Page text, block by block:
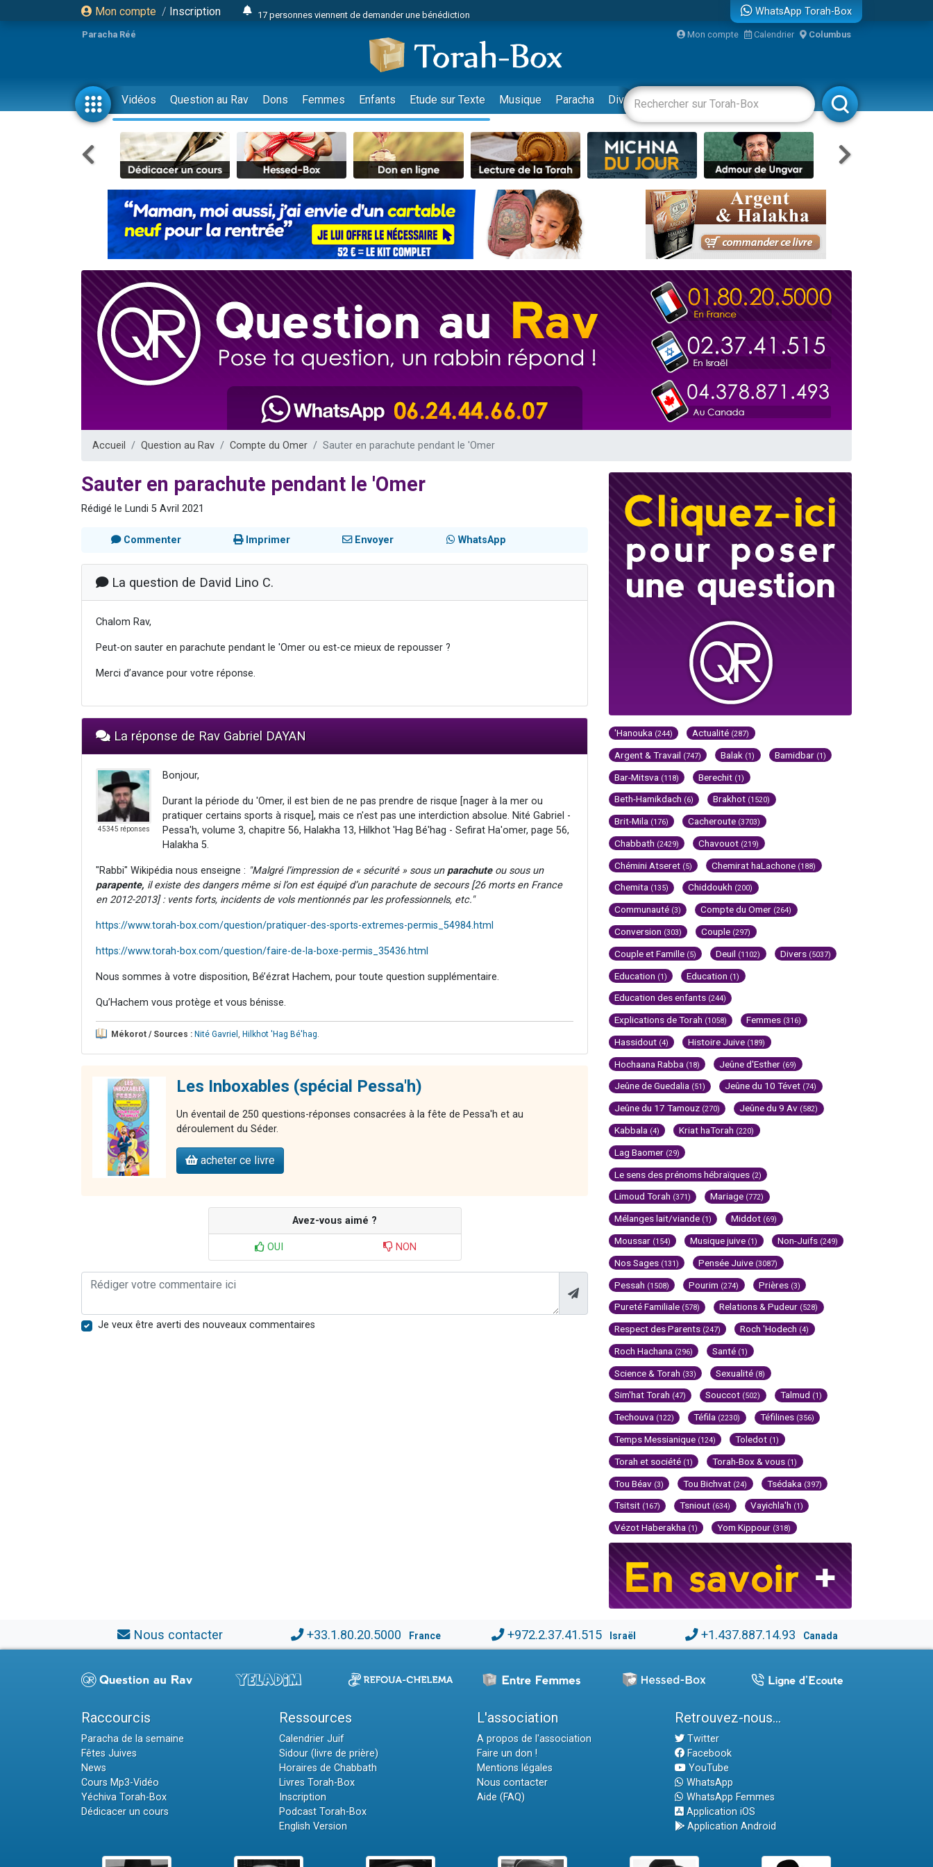
Mon compte / Inscription
17 personnes viennent de demander une bénédiction
Il reste 49 places pour étudier en groupe sur Zoom
23 personnes viennent de faire un don pour Diane, 80 ans, dans un appartement insalubre
Eva vient de donner son Maasser
4 personnes viennent de nous rejoindre sur WhatsApp
3 personnes viennent de nous rejoindre sur WhatsApp
3 personnes viennent de faire un don pour 5 jours de vacances aux Orphelins
Odaya vient de donner son Maasser
13 personnes viennent de demander une bénédiction
2 personnes viennent de nous rejoindre sur WhatsApp
30 personnes viennent de faire un don pour Sauvez la jambe de Yohan
12 nouvelles musiques dans Torah-Box Music
Il reste 49 places pour étudier en groupe sur Zoom
3 personnes viennent de nous rejoindre sur WhatsApp
2 personnes viennent de nous rejoindre sur WhatsApp
3 personnes viennent de nous rejoindre sur WhatsApp
8 personnes viennent de faire un don pour Tsédaka : pauvres d'Israel
2 personnes viennent de faire un don pour 1 Journée de Vacances Pour les Enfants
WhatsApp Torah-Box
Paracha Réé Mon compte Calendrier Columbus
Vidéos Question au Rav Dons Femmes Enfants Etude sur Texte Musique Paracha Divertissements Livres Rabbanim
Accueil Question au Rav Compte du Omer Sauter en parachute pendant le 'Omer
Sauter en parachute pendant le 'Omer
Rédigé le Lundi 5 Avril 2021
Commenter Imprimer Envoyer WhatsApp
La question de David Lino C.
Chalom Rav,
Peut-on sauter en parachute pendant le 'Omer ou est-ce mieux de repousser ?
Merci d’avance pour votre réponse.
La réponse de Rav Gabriel DAYAN
45345 réponses
Bonjour,
Durant la période du 'Omer, il est bien de ne pas prendre de risque [nager à la mer ou
pratiquer certains sports à risque], mais ce n'est pas une interdiction absolue. Nité Gabriel -
Pessa'h, volume 3, chapitre 56, Halakha 13, Hilkhot 'Hag Bé'hag - Sefirat Ha'omer, page 56,
Halakha 5.
"Rabbi" Wikipédia nous enseigne : "Malgré l’impression de « sécurité » sous un parachuteou sous un
parapente, il existe des dangers même si l’on est équipé d’un parachute de secours [26 morts en France
en 2012-2013] : vents forts, incidents de vols mentionnés par les professionnels, etc."
https://www.torah-box.com/question/pratiquer-des-sports-extremes-permis_54984.html
https://www.torah-box.com/question/faire-de-la-boxe-permis_35436.html
Nous sommes à votre disposition, Bé’ézrat Hachem, pour toute question supplémentaire.
Qu’Hachem vous protège et vous bénisse.
Mékorot / Sources : Nité Gavriel Hilkhot 'Hag Bé'hag
Les Inboxables (spécial Pessa'h)
Un éventail de 250 questions-réponses consacrées à la fête de Pessa'h et au
déroulement du Séder.
acheter ce livre
Avez-vous aimé ?
OUI NON
Je veux être averti des nouveaux commentaires
'Hanouka (244) Actualité (287)
Argent & Travail (747) Balak (1) Bamidbar (1)
Bar-Mitsva (118) Berechit (1)
Beth-Hamikdach (6) Brakhot (1520)
Brit-Mila (176) Cacheroute (3703)
Chabbath (2429) Chavouot (219)
Chémini Atseret (5) Chemirat haLachone (188)
Chemita (135) Chiddoukh (200)
Communauté (3) Compte du Omer (264)
Conversion (303) Couple (297)
Couple et Famille (5) Deuil (1102) Divers (5037)
Education (1) Education (1)
Education des enfants (244)
Explications de Torah (1058) Femmes (316)
Hassidout (4) Histoire Juive (189)
Hochaana Rabba (18) Jeûne d'Esther (69)
Jeûne de Guedalia (51) Jeûne du 10 Tévet (74)
Jeûne du 17 Tamouz (270) Jeûne du 9 Av (582)
Kabbala (4) Kriat haTorah (220)
Lag Baomer (29)
Le sens des prénoms hébraïques (2)
Limoud Torah (371) Mariage (772)
Mélanges lait/viande (1) Middot (69)
Moussar (154) Musique juive (1) Non-Juifs (249)
Nos Sages (131) Pensée Juive (3087)
Pessah (1508) Pourim (274) Prières (3)
Pureté Familiale (578) Relations & Pudeur (528)
Respect des Parents (247) Roch 'Hodech (4)
Roch Hachana (296) Santé (1)
Science & Torah (33) Sexualité (8)
Sim'hat Torah (47) Souccot (502) Talmud (1)
Techouva (122) Téfila (2230) Téfilines (356)
Temps Messianique (124) Toledot (1)
Torah et société (1) Torah-Box & vous (1)
Tou Béav (3) Tou Bichvat (24) Tsédaka (397)
Tsitsit (167) Tsniout (634) Vayichla'h (1)
Vézot Haberakha (1) Yom Kippour (318)
Nous contacter +33.1.80.20.5000 France +972.2.37.41.515 Israël +1.437.887.14.93 Canada
Raccourcis
Paracha de la semaine
Fêtes Juives
News
Cours Mp3-Vidéo
Yéchiva Torah-Box
Dédicacer un cours
Ressources
Calendrier Juif
Sidour (livre de prière)
Horaires de Chabbath
Livres Torah-Box
Inscription
Podcast Torah-Box
English Version
L'association
A propos de l'association
Faire un don !
Mentions légales
Nous contacter
Aide (FAQ)
Retrouvez-nous...
Twitter
Facebook
YouTube
WhatsApp
WhatsApp Femmes
Application iOS
Application Android